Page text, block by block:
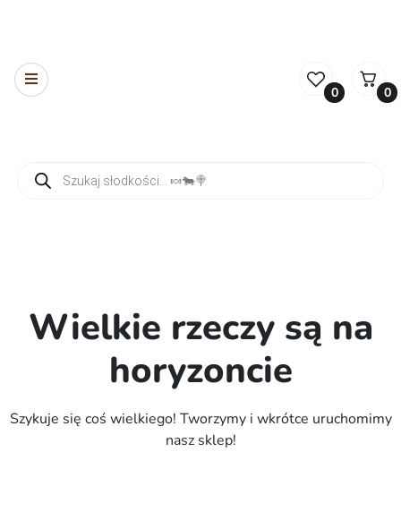
0 0
Wielkie rzeczy są na
horyzoncie
Szykuje się coś wielkiego! Tworzymy i wkrótce uruchomimy
nasz sklep!